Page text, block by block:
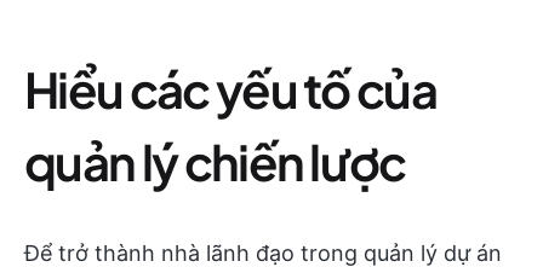
Hiểu các yếu tố của
quản lý chiến lược
Để trở thành nhà lãnh đạo trong quản lý dự án